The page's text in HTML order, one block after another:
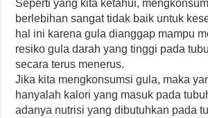
Seperti yang kita ketahui,
berlebihan sangat tidak baik untuk
hal ini karena gula dianggap mampu
resiko gula darah yang tinggi pada
secara terus menerus.
Jika kita mengkonsumsi gula, maka
hanyalah kalori yang masuk pada
adanya nutrisi yang dibutuhkan pada